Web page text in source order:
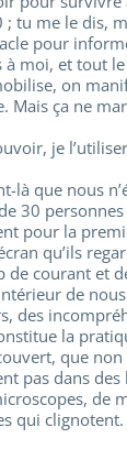
tu me le dis,
pour
à moi, et tout
on
Mais ça ne
je
là que nous
30 personnes
pour la
qu’ils
de courant et
de
des
la
que non
pas dans
de
qui clignotent.